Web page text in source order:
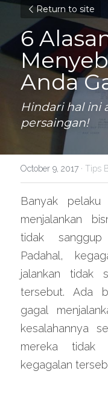
Return to site
6
Anda
Hindari hal ini
persaingan!
October 9, 2017 · Tips
Banyak
menjalankan
tidak sanggup
Padahal,
jalankan tidak
tersebut. Ada
gagal
kesalahannya
mereka tidak
kegagalan